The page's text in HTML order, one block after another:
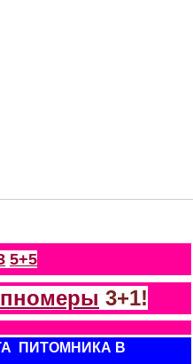
5+5
3+1!
ПИТОМНИКА В